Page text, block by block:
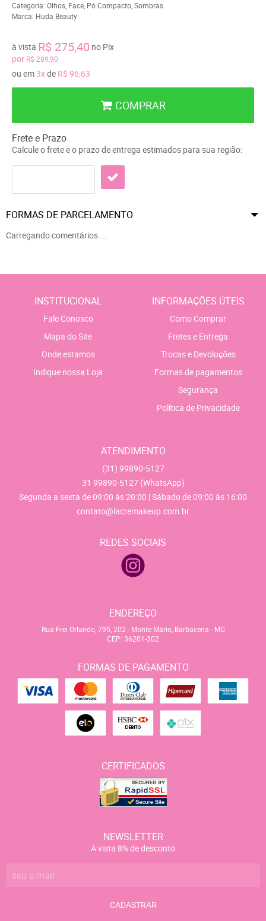
Categoria: Olhos Face Pó Compacto Sombras
Marca: Huda Beauty
por R$ 289,90
à vista R$ 275,40 no Pix
ou em3xde R$ 96,63
COMPRAR
Frete e Prazo
Calcule o frete e o prazo de entrega estimados para sua região:
FORMAS DE PARCELAMENTO
Carregando comentários ...
INSTITUCIONAL
Fale Conosco
Mapa do Site
Onde estamos
Indique nossa Loja
INFORMAÇÕES ÚTEIS
Como Comprar
Fretes e Entrega
Trocas e Devoluções
Formas de pagamentos
Segurança
Política de Privacidade
ATENDIMENTO
(31) 99890-5127
31 99890-5127 (WhatsApp)
Segunda a sexta de 09:00 às 20:00 | Sábado de 09:00 às 16:00
contato@lacremakeup.com.br
REDES SOCIAIS
ENDEREÇO
Rua Frei Orlando, 795, 202 - Monte Mário, Barbacena - MG
CEP: 36201-302
FORMAS DE PAGAMENTO
CERTIFICADOS
NEWSLETTER
A vista 8% de desconto
CADASTRAR